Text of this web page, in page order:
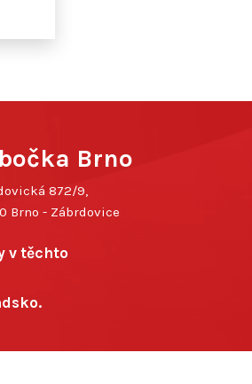
Brno
872/9,
Brno - Zábrdovice
v těchto